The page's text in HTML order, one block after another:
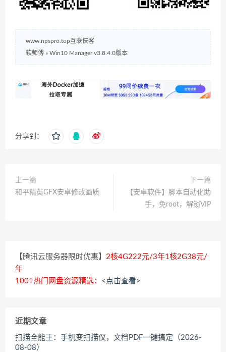
www.npspro.top互联侠客
软师傅 » Win10 Manager v3.8.4.0版本
分享到：
上一篇
和平精英GFX安卓修改画质
下一篇
【安卓软件】脚本自动化助
手，免root，解锁VIP
【腾讯云服务器限时优惠】 2核4G222元/3年1核2G38元/
年
100T热门网盘资源精选： <点击查看>
近期文章
扫描全能王：手机变扫描仪，文档PDF一键搞定（2026-
08-08）